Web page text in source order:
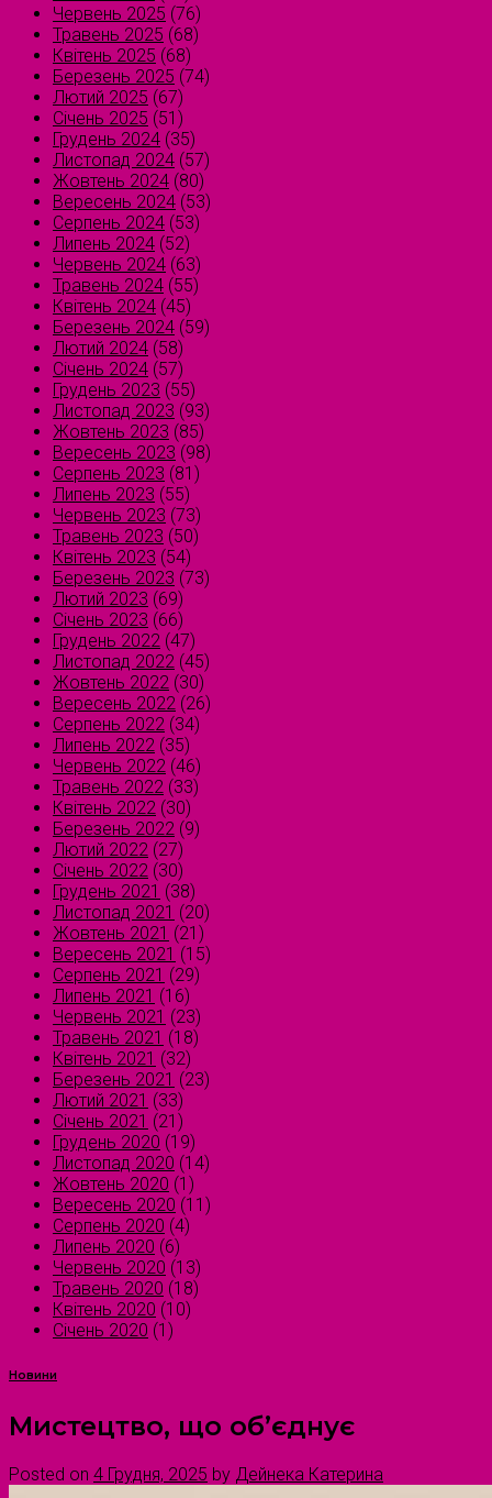
Червень 2025 (76)
Травень 2025 (68)
Квітень 2025 (68)
Березень 2025 (74)
Лютий 2025 (67)
Січень 2025 (51)
Грудень 2024 (35)
Листопад 2024 (57)
Жовтень 2024 (80)
Вересень 2024 (53)
Серпень 2024 (53)
Липень 2024 (52)
Червень 2024 (63)
Травень 2024 (55)
Квітень 2024 (45)
Березень 2024 (59)
Лютий 2024 (58)
Січень 2024 (57)
Грудень 2023 (55)
Листопад 2023 (93)
Жовтень 2023 (85)
Вересень 2023 (98)
Серпень 2023 (81)
Липень 2023 (55)
Червень 2023 (73)
Травень 2023 (50)
Квітень 2023 (54)
Березень 2023 (73)
Лютий 2023 (69)
Січень 2023 (66)
Грудень 2022 (47)
Листопад 2022 (45)
Жовтень 2022 (30)
Вересень 2022 (26)
Серпень 2022 (34)
Липень 2022 (35)
Червень 2022 (46)
Травень 2022 (33)
Квітень 2022 (30)
Березень 2022 (9)
Лютий 2022 (27)
Січень 2022 (30)
Грудень 2021 (38)
Листопад 2021 (20)
Жовтень 2021 (21)
Вересень 2021 (15)
Серпень 2021 (29)
Липень 2021 (16)
Червень 2021 (23)
Травень 2021 (18)
Квітень 2021 (32)
Березень 2021 (23)
Лютий 2021 (33)
Січень 2021 (21)
Грудень 2020 (19)
Листопад 2020 (14)
Жовтень 2020 (1)
Вересень 2020 (11)
Серпень 2020 (4)
Липень 2020 (6)
Червень 2020 (13)
Травень 2020 (18)
Квітень 2020 (10)
Січень 2020 (1)
Новини
Мистецтво, що об’єднує
Posted on 4 Грудня, 2025 by Дейнека Катерина